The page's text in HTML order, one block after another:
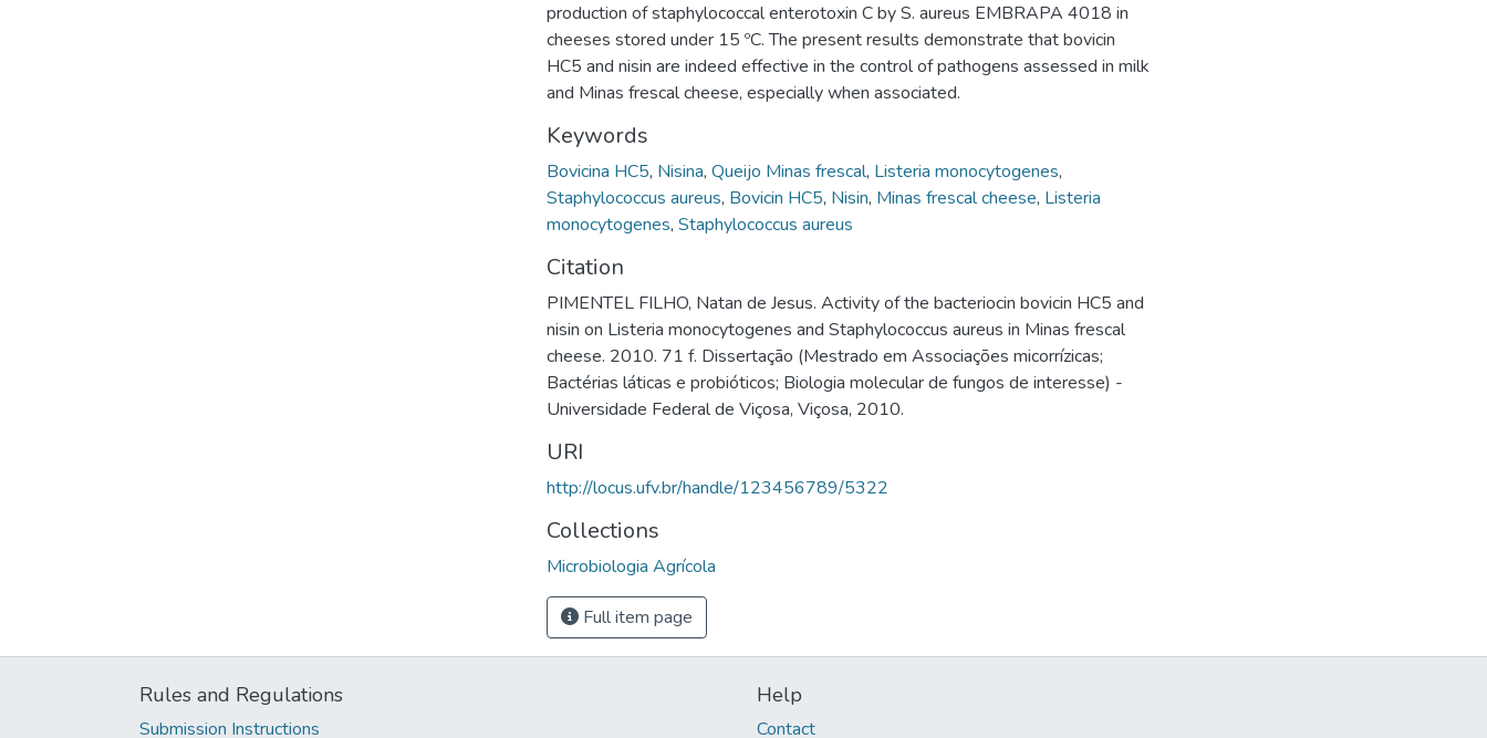
production of staphylococcal enterotoxin C by S. aureus EMBRAPA 4018 in
cheeses stored under 15 ºC. The present results demonstrate that bovicin
HC5 and nisin are indeed effective in the control of pathogens assessed in milk
and Minas frescal cheese, especially when associated.
Keywords
Bovicina HC5, Nisina, Queijo Minas frescal, Listeria monocytogenes,
Staphylococcus aureus, Bovicin HC5, Nisin, Minas frescal cheese, Listeria
monocytogenes, Staphylococcus aureus
Citation
PIMENTEL FILHO, Natan de Jesus. Activity of the bacteriocin bovicin HC5 and
nisin on Listeria monocytogenes and Staphylococcus aureus in Minas frescal
cheese. 2010. 71 f. Dissertação (Mestrado em Associações micorrízicas;
Bactérias láticas e probióticos; Biologia molecular de fungos de interesse) -
Universidade Federal de Viçosa, Viçosa, 2010.
URI
http://locus.ufv.br/handle/123456789/5322
Collections
Microbiologia Agrícola
Full item page
Rules and Regulations
Submission Instructions
Help
Contact